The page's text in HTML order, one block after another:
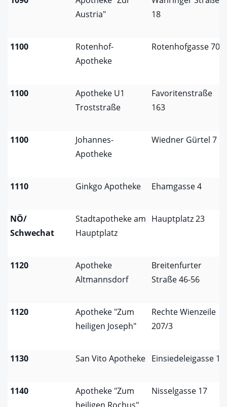
Austria"
18
1100
Rotenhof-
Apotheke
Rotenhofgasse 70
1100
Apotheke U1
Troststraße
Favoritenstraße
163
1100
Johannes-
Apotheke
Wiedner Gürtel 7
1110 Ginkgo Apotheke Ehamgasse 4
NÖ/
Schwechat
Stadtapotheke am
Hauptplatz
Hauptplatz 23
1120
Apotheke
Altmannsdorf
Breitenfurter
Straße 46-56
1120
Apotheke "Zum
heiligen Joseph"
Rechte Wienzeile
207/3
1130 San Vito Apotheke Einsiedeleigasse 10
1140
Apotheke "Zum
Nisselgasse 17